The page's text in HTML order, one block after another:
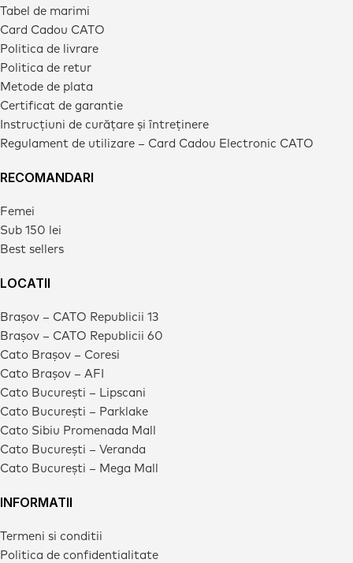
Tabel de marimi
Card Cadou CATO
Politica de livrare
Politica de retur
Metode de plata
Certificat de garantie
Instrucțiuni de curățare și întreținere
Regulament de utilizare – Card Cadou Electronic CATO
RECOMANDARI
Femei
Sub 150 lei
Best sellers
LOCATII
Brașov – CATO Republicii 13
Brașov – CATO Republicii 60
Cato Brașov – Coresi
Cato Brașov – AFI
Cato București – Lipscani
Cato București – Parklake
Cato Sibiu Promenada Mall
Cato București – Veranda
Cato București – Mega Mall
INFORMATII
Termeni si conditii
Politica de confidentialitate